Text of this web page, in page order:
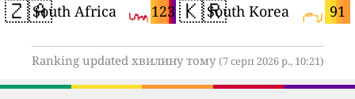
🇿🇦 123
South Africa 🇰🇷 91
South Korea
Ranking updated хвилину тому(7 серп 2026 р., 10:21)